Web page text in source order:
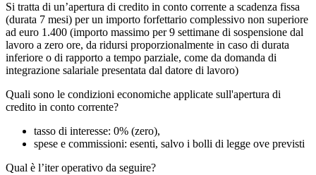
Si tratta di un’apertura di credito in conto corrente a scadenza fissa
(durata 7 mesi) per un importo forfettario complessivo non superiore
ad euro 1.400 (importo massimo per 9 settimane di sospensione dal
lavoro a zero ore, da ridursi proporzionalmente in caso di durata
inferiore o di rapporto a tempo parziale, come da domanda di
integrazione salariale presentata dal datore di lavoro)
Quali sono le condizioni economiche applicate sull'apertura di
credito in conto corrente?
tasso di interesse: 0% (zero),
spese e commissioni: esenti, salvo i bolli di legge ove previsti
Qual è l’iter operativo da seguire?